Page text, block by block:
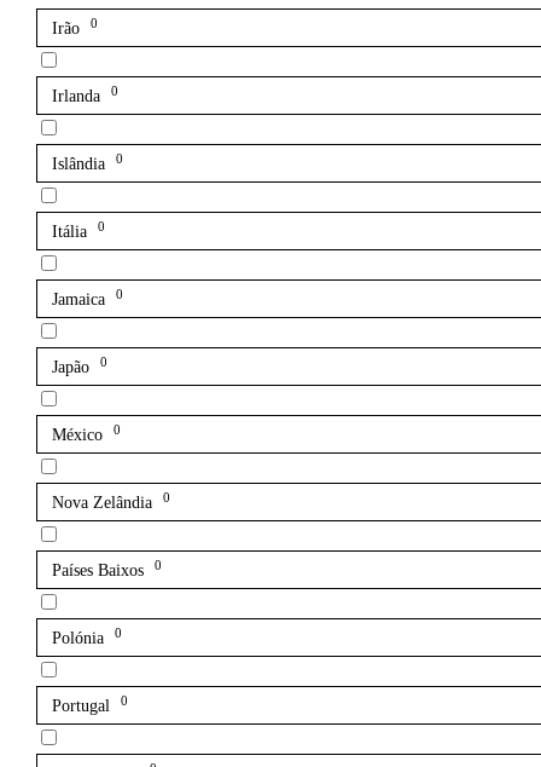
Irão 0
Irlanda 0
Islândia 0
Itália 0
Jamaica 0
Japão 0
México 0
Nova Zelândia 0
Países Baixos 0
Polónia 0
Portugal 0